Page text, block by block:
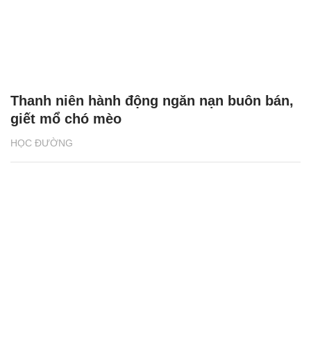
HỌC ĐƯỜNG
Thanh niên hành động ngăn nạn buôn bán,
giết mổ chó mèo